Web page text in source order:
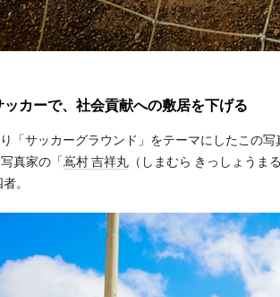
カーで、社会貢献への敷居を下げる
り「サッカーグラウンド」をテーマにしたこの
真家の「嶌村 吉祥丸 （しまむら きっしょう
。